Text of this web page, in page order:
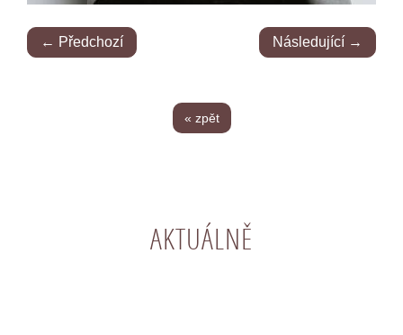
← Předchozí Následující →
« zpět
AKTUÁLNĚ